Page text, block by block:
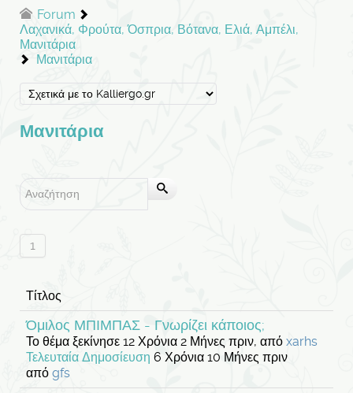
Forum
Λαχανικά, Φρούτα, Όσπρια, Βότανα, Ελιά, Αμπέλι,
Μανιτάρια
Μανιτάρια
Μανιτάρια
1
Τίτλος
Όμιλος ΜΠΙΜΠΑΣ - Γνωρίζει κάποιος;
Το θέμα ξεκίνησε 12 Χρόνια 2 Μήνες πριν, από xarhs
Τελευταία Δημοσίευση 6 Χρόνια 10 Μήνες πριν
από gfs